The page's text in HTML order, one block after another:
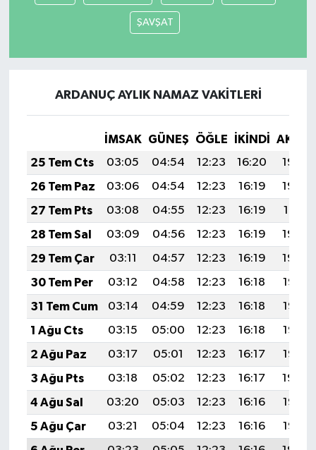
ŞAVŞAT
ARDANUÇ AYLIK NAMAZ VAKITLERI
İMSAK GÜNEŞ ÖĞLE İKINDI
25 Tem Cts
03:05 04:54 12:23 16:20
19:43
26 Tem Paz
03:06 04:54 12:23 16:19
19:42
27 Tem Pts
03:08 04:55 12:23 16:19
19:41
28 Tem Sal
03:09 04:56 12:23 16:19
19:40
29 Tem Çar
03:11 04:57 12:23 16:19
19:39
30 Tem Per
03:12 04:58 12:23 16:18
19:38
31 Tem Cum
03:14 04:59 12:23 16:18
19:37
1 Ağu Cts
03:15 05:00 12:23 16:18
19:36
2 Ağu Paz
03:17 05:01 12:23 16:17
19:35
3 Ağu Pts
03:18 05:02 12:23 16:17
19:34
4 Ağu Sal
03:20 05:03 12:23 16:16
19:33
5 Ağu Çar
03:21 05:04 12:23 16:16
19:32